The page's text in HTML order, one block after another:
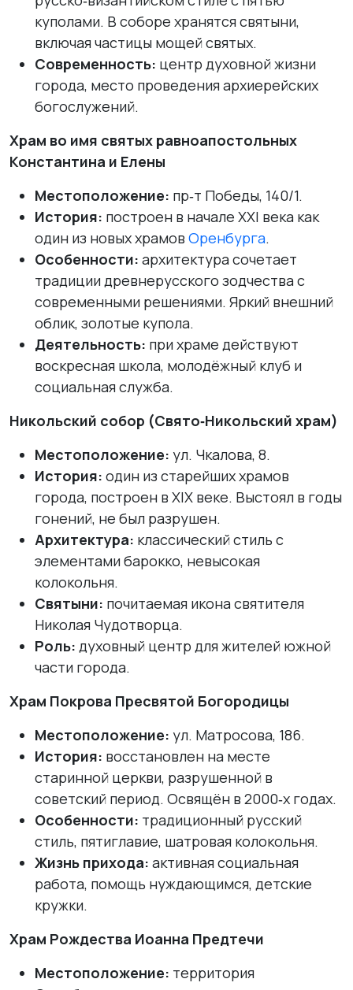
куполами. В соборе хранятся святыни,
включая частицы мощей святых.
Современность: центр духовной жизни
города, место проведения архиерейских
богослужений.
Храм во имя святых равноапостольных
Константина и Елены
Местоположение: пр‑т Победы, 140/1.
История: построен в начале XXI века как
один из новых храмов Оренбурга.
Особенности: архитектура сочетает
традиции древнерусского зодчества с
современными решениями. Яркий внешний
облик, золотые купола.
Деятельность: при храме действуют
воскресная школа, молодёжный клуб и
социальная служба.
Никольский собор (Свято‑Никольский храм)
Местоположение: ул. Чкалова, 8.
История: один из старейших храмов
города, построен в XIX веке. Выстоял в годы
гонений, не был разрушен.
Архитектура: классический стиль с
элементами барокко, невысокая
колокольня.
Святыни: почитаемая икона святителя
Николая Чудотворца.
Роль: духовный центр для жителей южной
части города.
Храм Покрова Пресвятой Богородицы
Местоположение: ул. Матросова, 186.
История: восстановлен на месте
старинной церкви, разрушенной в
советский период. Освящён в 2000‑х годах.
Особенности: традиционный русский
стиль, пятиглавие, шатровая колокольня.
Жизнь прихода: активная социальная
работа, помощь нуждающимся, детские
кружки.
Храм Рождества Иоанна Предтечи
Местоположение: территория